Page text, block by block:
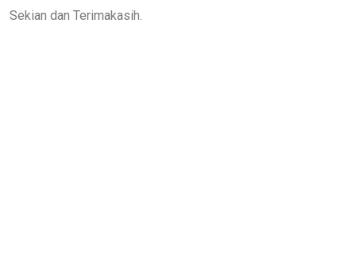
Sekian dan Terimakasih.